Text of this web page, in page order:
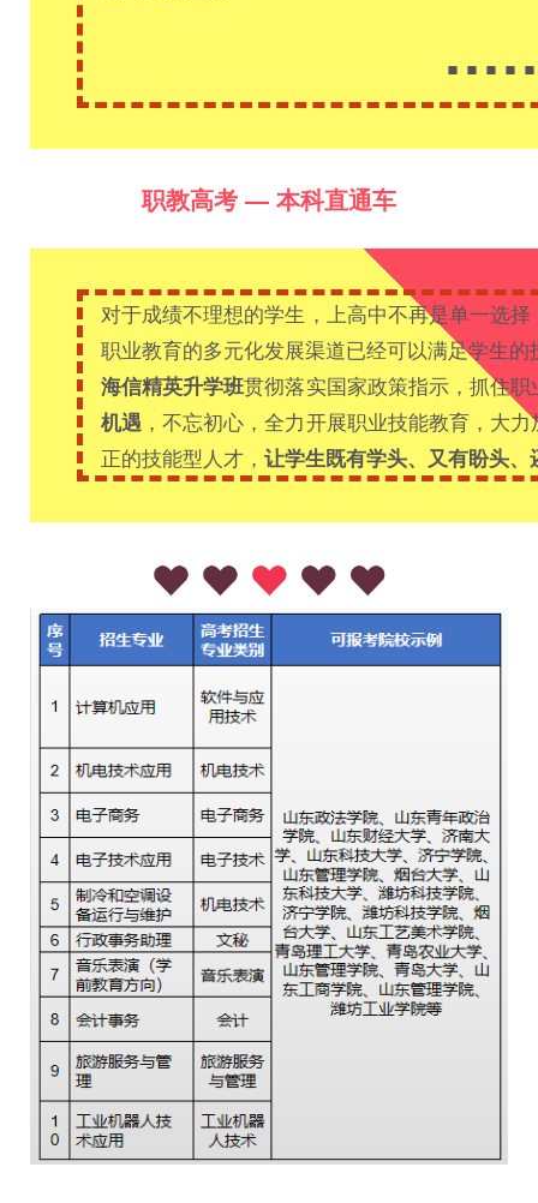
职教高考 — 本科直通车
对于成绩不理想的学生，上高中不再是单一选择
职业教育的多元化发展渠道已经可以满足学生的
海信精英升学班贯彻落实国家政策指示，抓住
机遇，不忘初心，全力开展职业技能教育，大
正的技能型人才， 让学生既有学头、又有盼头、